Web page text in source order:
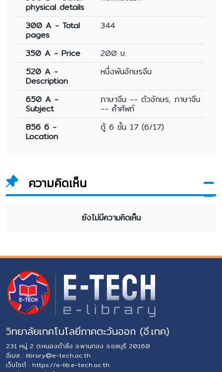
physical details
300 A - Total
pages
344
350 A - Price
200 บ.
520 A -
Description
หนึ่งพันอักษรจีน
650 A -
Subject
ภาษาจีน -- ตัวอักษร, ภาษาจีน
-- คำศัพท์
856 6 -
Location
ตู้ 6 ชั้น 17 (6/17)
ความคิดเห็น
ยังไม่มีความคิดเห็น
วิทยาลัยเทคโนโลยีภาคตะวันออก (อี.เทค)
231 หมู่ 2 ต.หนองตำลึง อ.พานทอง จ.ชลบุรี 20160
อีเมล : library@e-tech.ac.th
เว็บไซต์ : https://e-lib.e-tech.ac.th